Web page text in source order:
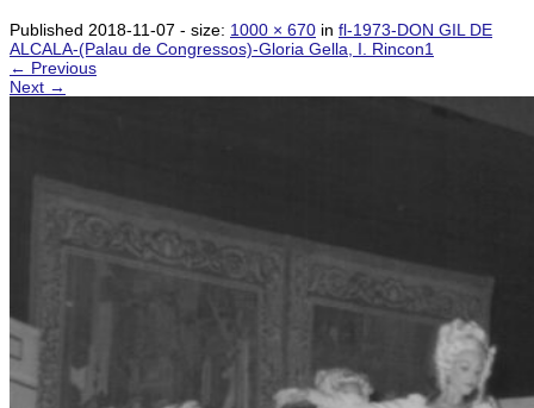
Published 2018-11-07 - size: 1000 × 670 in fl-1973-DON GIL DE
ALCALA-(Palau de Congressos)-Gloria Gella, I. Rincon1
← Previous
Next →